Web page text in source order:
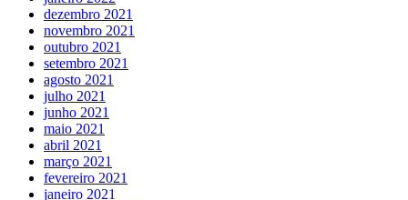
dezembro 2021
novembro 2021
outubro 2021
setembro 2021
agosto 2021
julho 2021
junho 2021
maio 2021
abril 2021
março 2021
fevereiro 2021
janeiro 2021